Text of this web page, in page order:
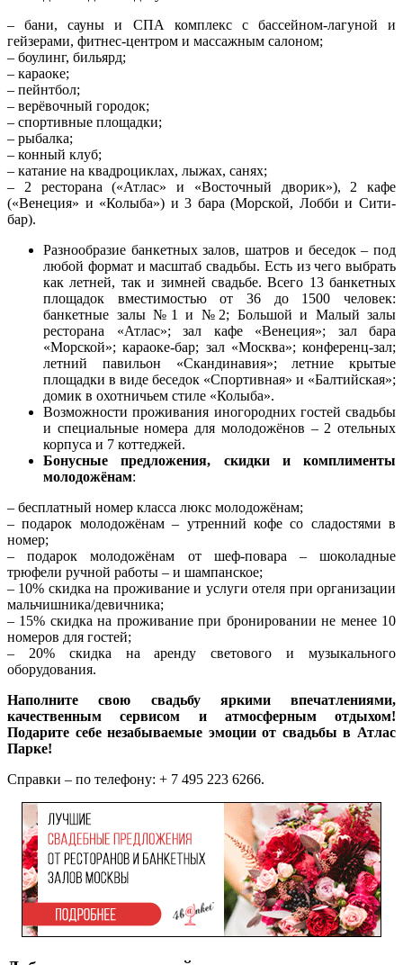
– бани, сауны и СПА комплекс с бассейном-лагуной и
гейзерами, фитнес-центром и массажным салоном;
– боулинг, бильярд;
– караоке;
– пейнтбол;
– верёвочный городок;
– спортивные площадки;
– рыбалка;
– конный клуб;
– катание на квадроциклах, лыжах, санях;
– 2 ресторана («Атлас» и «Восточный дворик»), 2 кафе
(«Венеция» и «Колыба») и 3 бара (Морской, Лобби и Сити-
бар).
Разнообразие банкетных залов, шатров и беседок – под
любой формат и масштаб свадьбы. Есть из чего выбрать
как летней, так и зимней свадьбе. Всего 13 банкетных
площадок вместимостью от 36 до 1500 человек:
банкетные залы №1 и №2; Большой и Малый залы
ресторана «Атлас»; зал кафе «Венеция»; зал бара
«Морской»; караоке-бар; зал «Москва»; конференц-зал;
летний павильон «Скандинавия»; летние крытые
площадки в виде беседок «Спортивная» и «Балтийская»;
домик в охотничьем стиле «Колыба».
Возможности проживания иногородних гостей свадьбы
и специальные номера для молодожёнов – 2 отельных
корпуса и 7 коттеджей.
Бонусные предложения, скидки и комплименты
молодожёнам:
– бесплатный номер класса люкс молодожёнам;
– подарок молодожёнам – утренний кофе со сладостями в
номер;
– подарок молодожёнам от шеф-повара – шоколадные
трюфели ручной работы – и шампанское;
– 10% скидка на проживание и услуги отеля при организации
мальчишника/девичника;
– 15% скидка на проживание при бронировании не менее 10
номеров для гостей;
– 20% скидка на аренду светового и музыкального
оборудования.
Наполните свою свадьбу яркими впечатлениями,
качественным сервисом и атмосферным отдыхом!
Подарите себе незабываемые эмоции от свадьбы в Атлас
Парке!
Справки – по телефону: + 7 495 223 6266.